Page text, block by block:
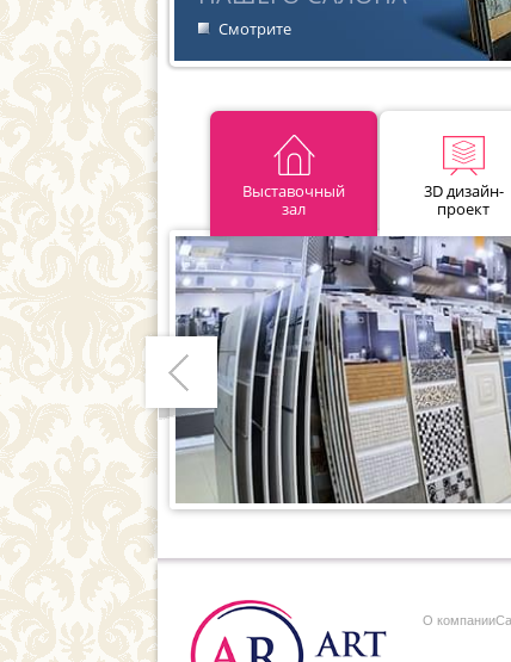
Смотрите
Выставочный
зал
3D дизайн-
проект
Предыдущий
О компании